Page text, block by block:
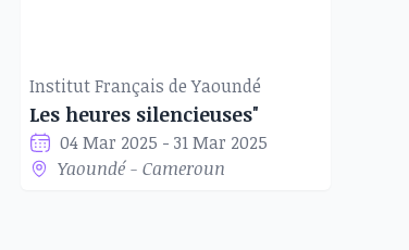
Institut Français de Yaoundé
Les heures silencieuses"
04 Mar 2025 - 31 Mar 2025
Yaoundé - Cameroun